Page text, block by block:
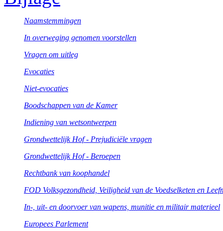
Naamstemmingen
In overweging genomen voorstellen
Vragen om uitleg
Evocaties
Niet-evocaties
Boodschappen van de Kamer
Indiening van wetsontwerpen
Grondwettelijk Hof - Prejudiciële vragen
Grondwettelijk Hof - Beroepen
Rechtbank van koophandel
FOD Volksgezondheid, Veiligheid van de Voedselketen en
In-, uit- en doorvoer van wapens, munitie en militair materieel
Europees Parlement